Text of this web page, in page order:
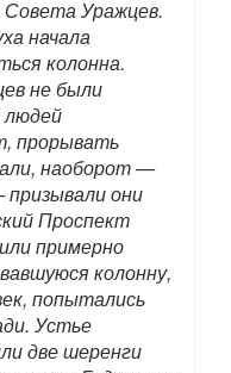
Уражцев.
начала
колонна.
не были
людей
прорывать
наоборот —
они
Проспект
примерно
колонну,
попытались
Устье
две шеренги